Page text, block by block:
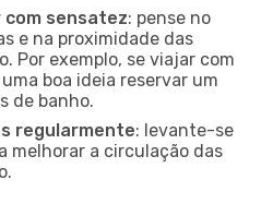
com sensatez: pense no
e na proximidade das
Por exemplo, se viajar com
boa ideia reservar um
de banho.
regularmente: levante-se
melhorar a circulação das